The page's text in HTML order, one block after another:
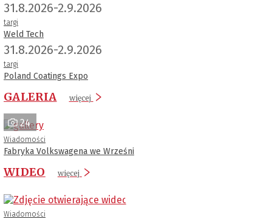
31.8.2026-2.9.2026
targi
Weld Tech
31.8.2026-2.9.2026
targi
Poland Coatings Expo
GALERIA więcej
24
Wiadomości
Fabryka Volkswagena we Wrześni
WIDEO więcej
Wiadomości